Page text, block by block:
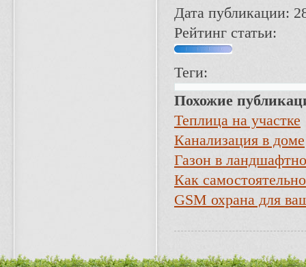
Дата публикации:
Рейтинг статьи:
Теги:
Похожие
Теплица на участке
Канализация в доме
Газон в
Как
GSM охрана для